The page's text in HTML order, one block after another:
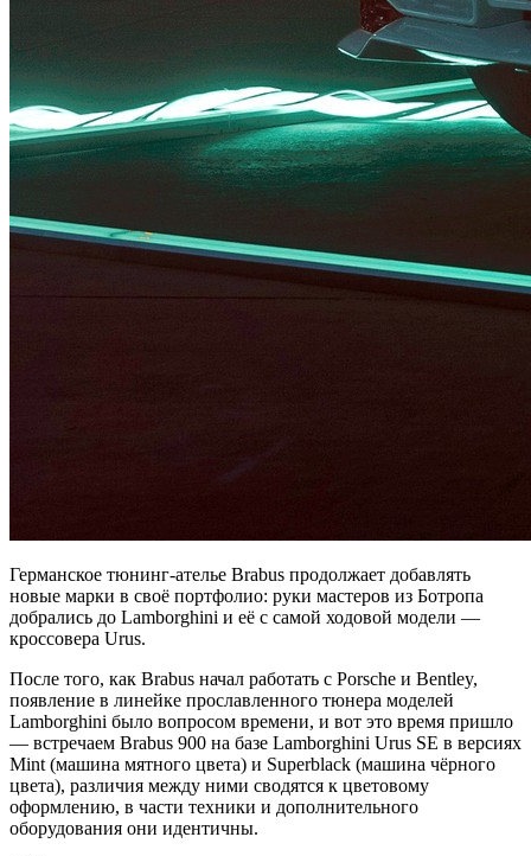
Германское тюнинг-ателье Brabus продолжает добавлять
новые марки в своё портфолио: руки мастеров из Ботропа
добрались до Lamborghini и её с самой ходовой модели —
кроссовера Urus.
После того, как Brabus начал работать с Porsche и Bentley,
появление в линейке прославленного тюнера моделей
Lamborghini было вопросом времени, и вот это время пришло
— встречаем Brabus 900 на базе Lamborghini Urus SE в версиях
Mint (машина мятного цвета) и Superblack (машина чёрного
цвета), различия между ними сводятся к цветовому
оформлению, в части техники и дополнительного
оборудования они идентичны.